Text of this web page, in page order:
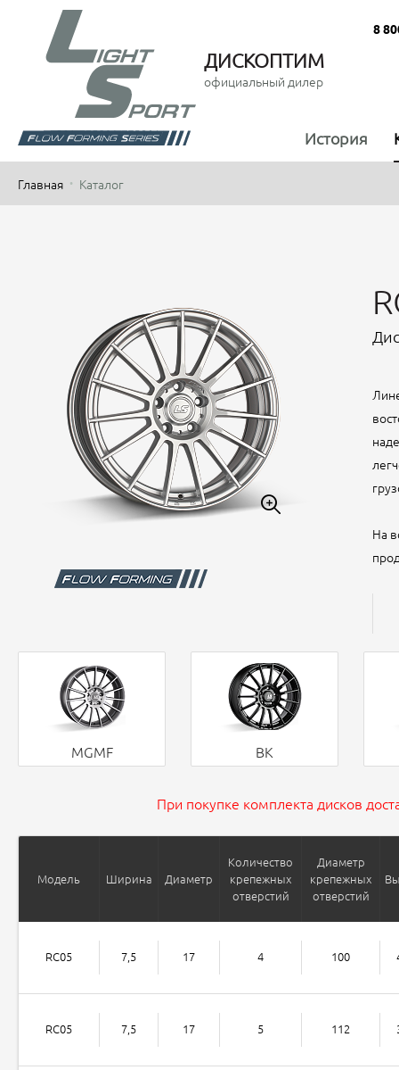
ДИСКОПТИМ
официальный дилер
8
История
Главная Каталог
На
MGMF BK
При покупке комплекта дисков
Модель Ширина Диаметр
Количество
крепежных
отверстий
Диаметр
крепежных
отверстий
RC05 7,5 17 4 100
RC05 7,5 17 5 112